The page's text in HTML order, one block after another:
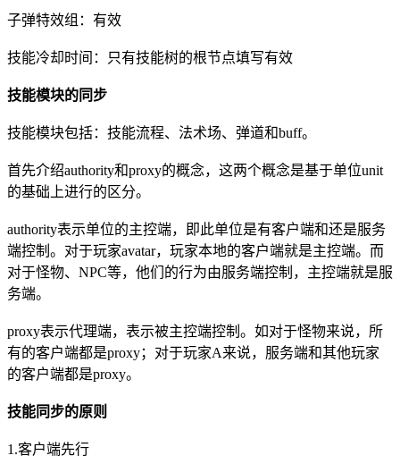
子弹特效组：有效
技能冷却时间：只有技能树的根节点填写有效
技能模块的同步
技能模块包括：技能流程、法术场、弹道和buff。
首先介绍authority和proxy的概念，这两个概念是基于单位unit
的基础上进行的区分。
authority表示单位的主控端，即此单位是有客户端和还是服务
端控制。对于玩家avatar，玩家本地的客户端就是主控端。而
对于怪物、NPC等，他们的行为由服务端控制，主控端就是服
务端。
proxy表示代理端，表示被主控端控制。如对于怪物来说，所
有的客户端都是proxy；对于玩家A来说，服务端和其他玩家
的客户端都是proxy。
技能同步的原则
1.客户端先行